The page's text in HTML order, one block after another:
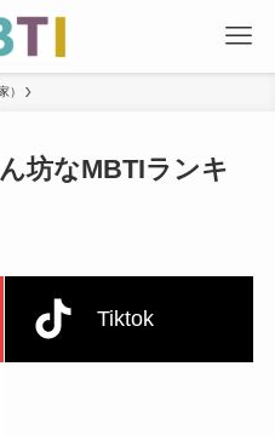
）
坊なMBTIランキ
Tiktok